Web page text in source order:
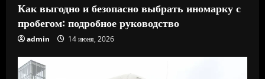
Как выгодно и безопасно выбрать иномарку с
пробегом: подробное руководство
admin 14 июня, 2026